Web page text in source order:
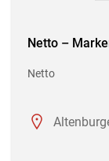
Netto –
Netto